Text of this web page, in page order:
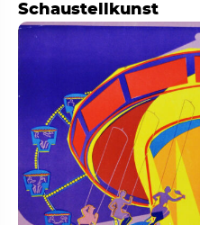
Schaustellkunst